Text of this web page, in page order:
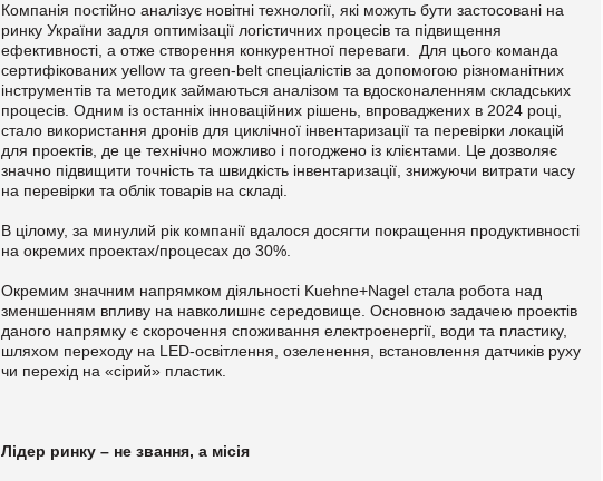
Компанія постійно аналізує новітні технології, які можуть бути застосовані на
ринку України задля оптимізації логістичних процесів та підвищення
ефективності, а отже створення конкурентної переваги. Для цього команда
сертифікованих yellow та green-belt спеціалістів за допомогою різноманітних
інструментів та методик займаються аналізом та вдосконаленням складських
процесів. Одним із останніх інноваційних рішень, впроваджених в 2024 році,
стало використання дронів для циклічної інвентаризації та перевірки локацій
для проектів, де це технічно можливо і погоджено із клієнтами. Це дозволяє
значно підвищити точність та швидкість інвентаризації, знижуючи витрати часу
на перевірки та облік товарів на складі.
В цілому, за минулий рік компанії вдалося досягти покращення продуктивності
на окремих проектах/процесах до 30%.
Окремим значним напрямком діяльності Kuehne+Nagel стала робота над
зменшенням впливу на навколишнє середовище. Основною задачею проектів
даного напрямку є скорочення споживання електроенергії, води та пластику,
шляхом переходу на LED-освітлення, озеленення, встановлення датчиків руху
чи перехід на «сірий» пластик.
Лідер ринку – не звання, а місія